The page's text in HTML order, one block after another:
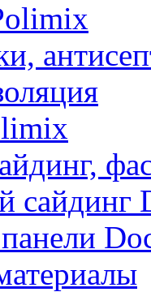
сайдинг